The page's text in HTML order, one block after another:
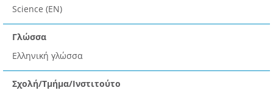
Science (EN)
Γλώσσα
Ελληνική γλώσσα
Σχολή/Τμήμα/Ινστιτούτο